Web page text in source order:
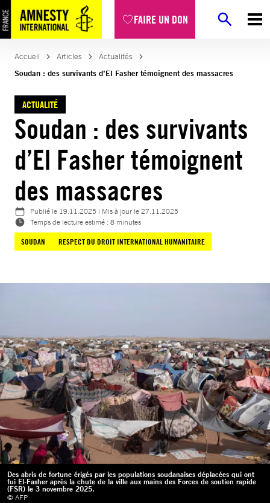
FAIRE UN DON
Aller
au
contenu
Accueil Articles
Actualités
Soudan : des survivants d’El Fasher témoignent des massacres
ACTUALITÉ
Soudan : des survivants
d’El Fasher témoignent
des massacres
Publié le 19.11.2025 | Mis à jour le27.11.2025
Temps de lecture estimé : 8 minutes
SOUDAN
RESPECT DU DROIT INTERNATIONAL HUMANITAIRE
Des abris de fortune érigés par les populations soudanaises déplacées qui ont
fui El-Fasher après la chute de la ville aux mains des Forces de soutien rapide
(FSR) le 3 novembre 2025.
© AFP